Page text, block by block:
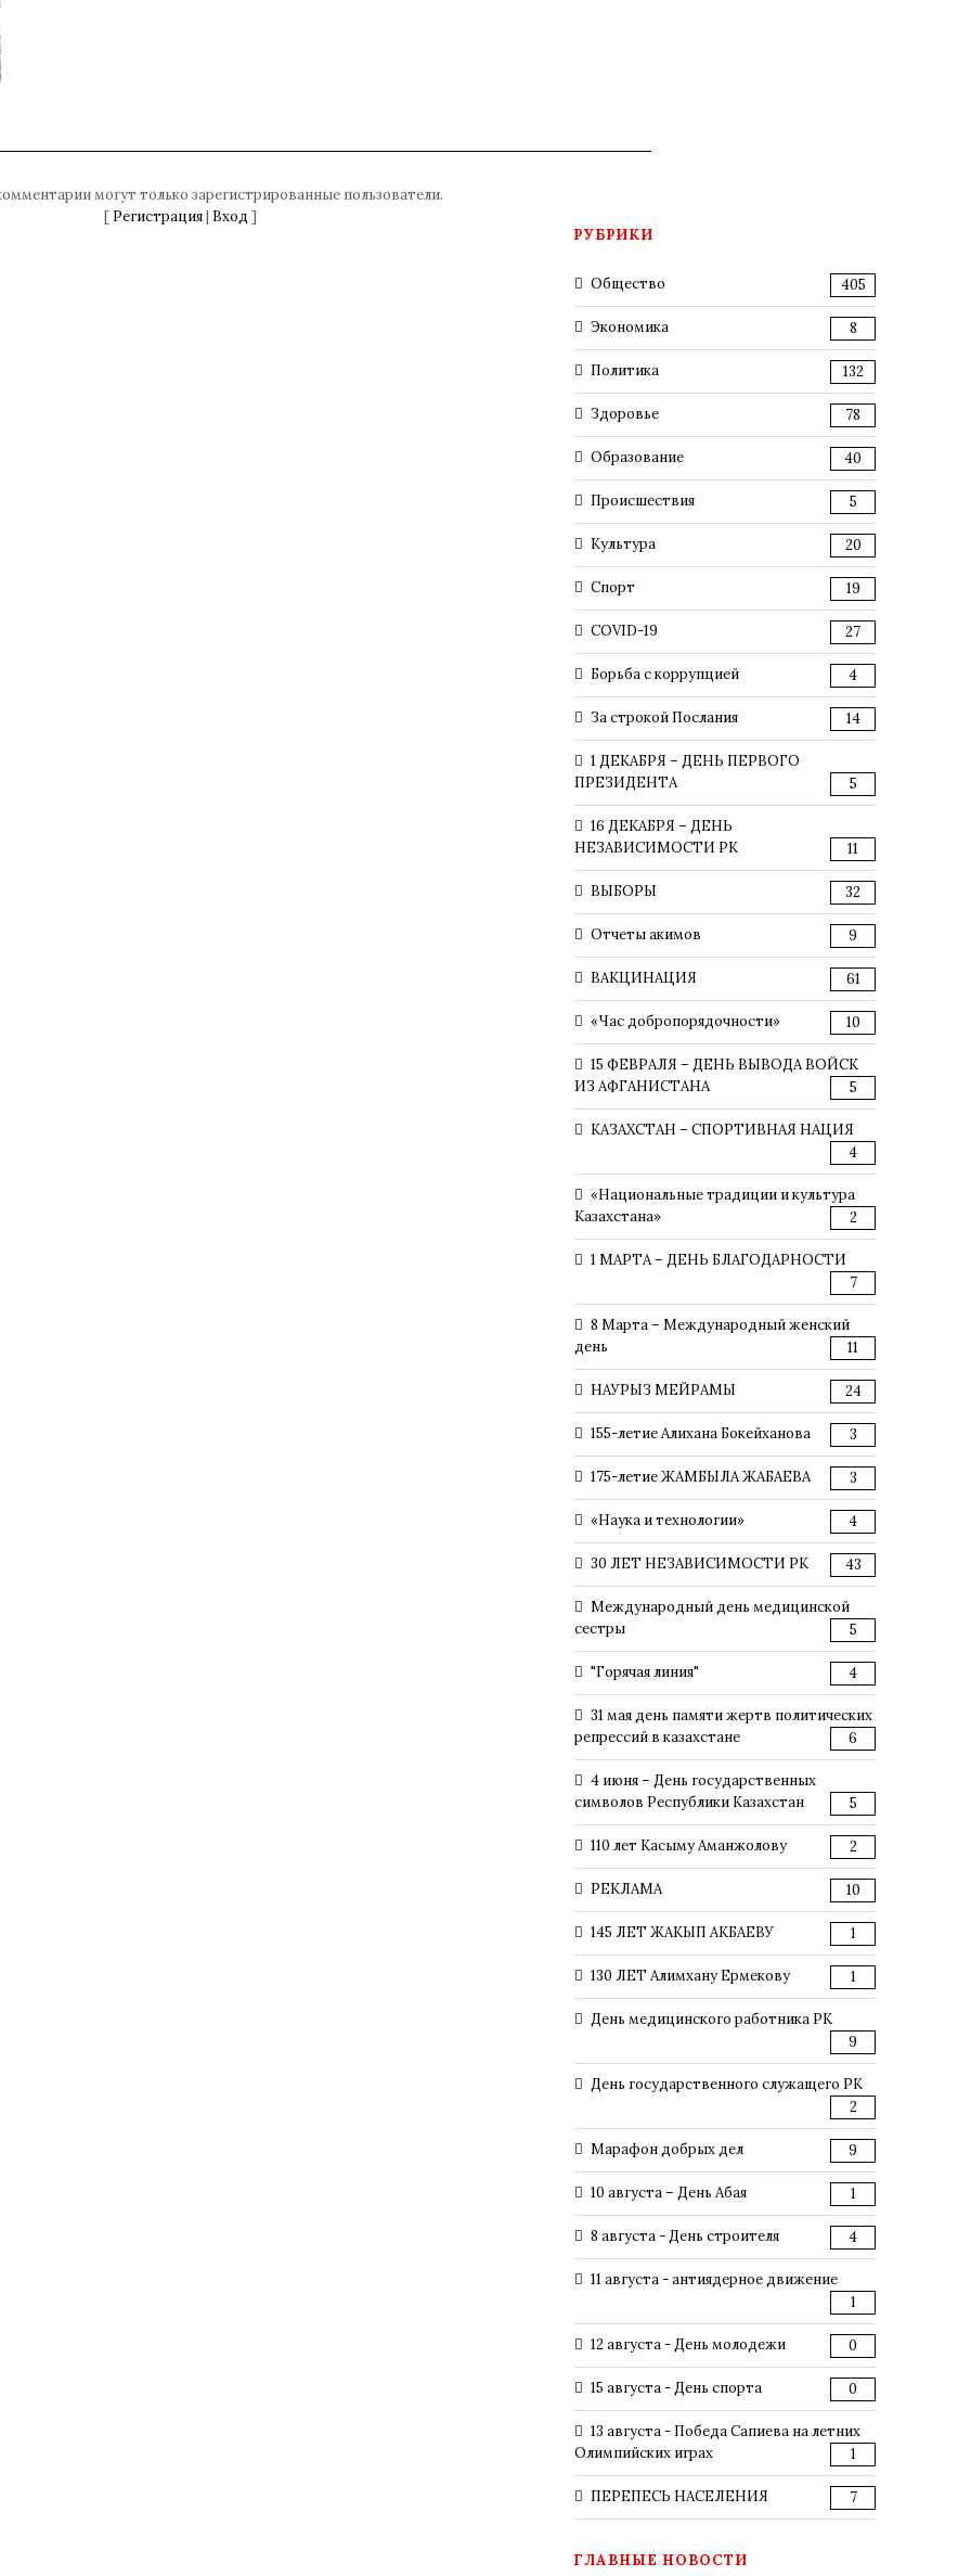
могут только зарегистрированные пользователи.
[ Регистрация| Вход ]
РУБРИКИ
Общество 405
Экономика 8
Политика 132
Здоровье 78
Образование 40
Происшествия 5
Культура 20
Спорт 19
COVID-19 27
Борьба с коррупцией 4
За строкой Послания 14
1 ДЕКАБРЯ – ДЕНЬ ПЕРВОГО
ПРЕЗИДЕНТА
5
16 ДЕКАБРЯ – ДЕНЬ
НЕЗАВИСИМОСТИ РК
11
ВЫБОРЫ 32
Отчеты акимов 9
ВАКЦИНАЦИЯ 61
«Час добропорядочности» 10
15 ФЕВРАЛЯ – ДЕНЬ ВЫВОДА ВОЙСК
ИЗ АФГАНИСТАНА
5
КАЗАХСТАН – СПОРТИВНАЯ НАЦИЯ
4
«Национальные традиции и культура
Казахстана»
2
1 МАРТА – ДЕНЬ БЛАГОДАРНОСТИ
7
8 Марта – Международный женский
день
11
НАУРЫЗ МЕЙРАМЫ 24
155-летие Алихана Бокейханова 3
175-летие ЖАМБЫЛА ЖАБАЕВА 3
«Наука и технологии» 4
30 ЛЕТ НЕЗАВИСИМОСТИ РК 43
Международный день медицинской
сестры
5
"Горячая линия" 4
31 мая день памяти жертв политических
репрессий в казахстане
6
4 июня – День государственных
символов Республики Казахстан
5
110 лет Касыму Аманжолову 2
РЕКЛАМА 10
145 ЛЕТ ЖАКЫП АКБАЕВУ 1
130 ЛЕТ Алимхану Ермекову 1
День медицинского работника РК
9
День государственного служащего РК
2
Марафон добрых дел 9
10 августа – День Абая 1
8 августа - День строителя 4
11 августа - антиядерное движение
1
12 августа - День молодежи 0
15 августа - День спорта 0
13 августа - Победа Сапиева на летних
Олимпийских играх
1
ПЕРЕПЕСЬ НАСЕЛЕНИЯ 7
ГЛАВНЫЕ НОВОСТИ